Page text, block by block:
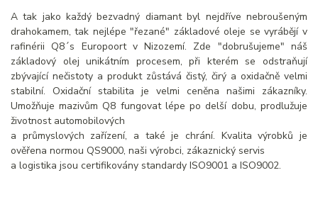
A tak jako každý bezvadný diamant byl nejdříve nebroušeným
drahokamem, tak nejlépe "řezané" základové oleje se vyrábějí v
rafinérii Q8´s Europoort v Nizozemí. Zde "dobrušujeme" náš
základový olej unikátním procesem, při kterém se odstraňují
zbývající nečistoty a produkt zůstává čistý, čirý a oxidačně velmi
stabilní. Oxidační stabilita je velmi ceněna našimi zákazníky.
Umožňuje mazivům Q8 fungovat lépe po delší dobu, prodlužuje
životnost automobilových
a průmyslových zařízení, a také je chrání. Kvalita výrobků je
ověřena normou QS9000, naši výrobci, zákaznický servis
a logistika jsou certifikovány standardy ISO9001 a ISO9002.